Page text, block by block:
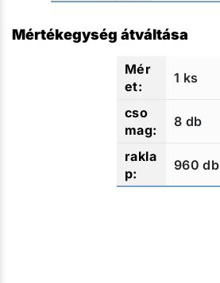
Mértékegység átváltása
1 ks
8 db
960 db